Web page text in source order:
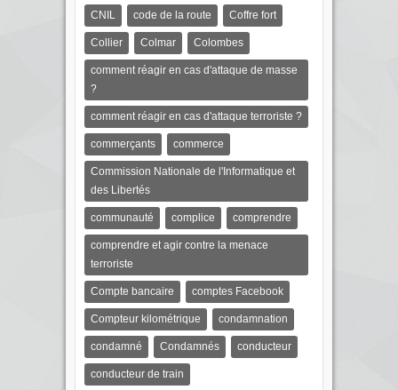
CNIL code de la route Coffre fort
Collier Colmar Colombes
comment réagir en cas d'attaque de masse
?
comment réagir en cas d'attaque terroriste ?
commerçants commerce
Commission Nationale de l'Informatique et
des Libertés
communauté complice comprendre
comprendre et agir contre la menace
terroriste
Compte bancaire comptes Facebook
Compteur kilométrique condamnation
condamné Condamnés conducteur
conducteur de train